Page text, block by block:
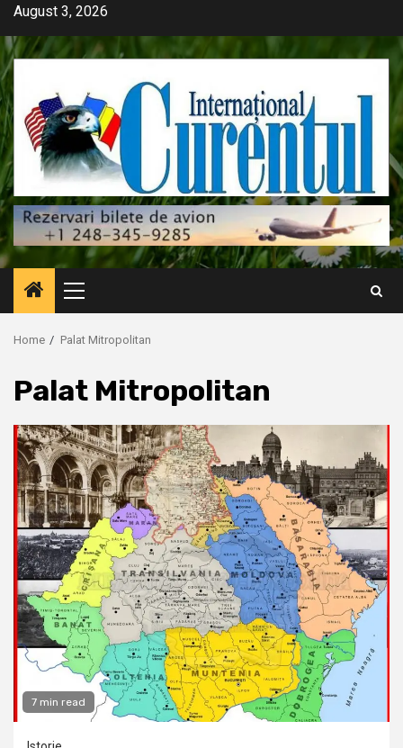
Skip
content
August 3, 2026
Primary
Menu
Home Palat Mitropolitan
Palat Mitropolitan
7 min read